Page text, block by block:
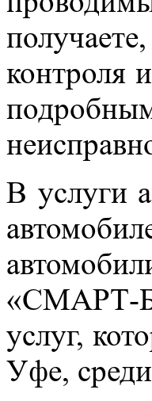
контроля
В услуги
«СМАРТ-
услуг,
Уфе,